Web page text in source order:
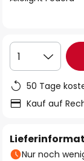
1
50 Tage
Kauf auf
Nur noch